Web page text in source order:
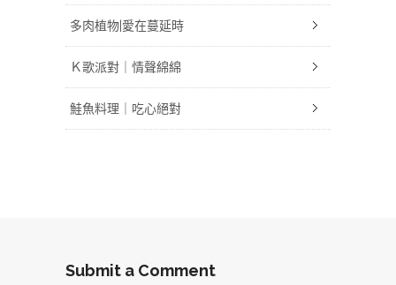
多肉植物|愛在蔓延時
Ｋ歌派對｜情聲綿綿
鮭魚料理｜吃心絕對
Submit a Comment